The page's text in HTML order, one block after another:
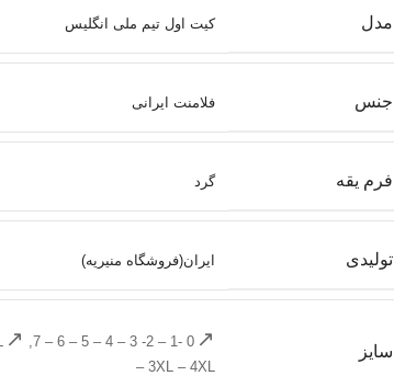
مدل کیت اول تیم ملی انگلیس
جنس فلامنت ایرانی
فرم یقه گرد
تولیدی ایران(فروشگاه منیریه)
سایز
0 -1 – 2- 3 – 4 – 5 – 6 – 7
,
– 3XL – 4XL